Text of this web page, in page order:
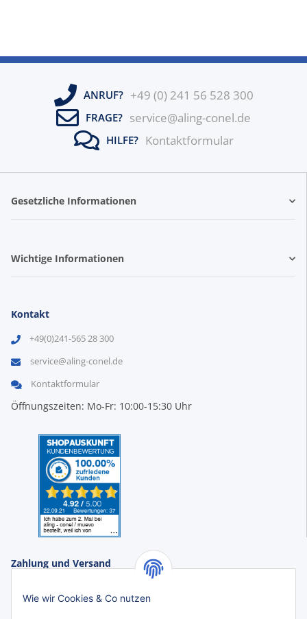
Wie wir Cookies & Co nutzen
ANRUF? +49 (0) 241 56 528 300
FRAGE? service@aling-conel.de
HILFE? Kontaktformular
Gesetzliche Informationen
Wichtige Informationen
Kontakt
+49(0)241-565 28 300
service@aling-conel.de
Kontaktformular
Öffnungszeiten: Mo-Fr: 10:00-15:30 Uhr
Zahlung und Versand